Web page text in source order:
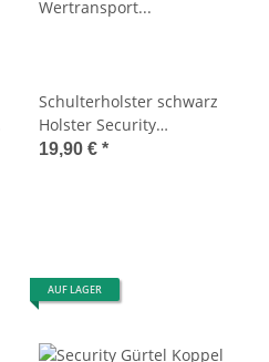
Schulterholster schwarz
Holster Security
Wertransport Geldtransport
19,90 € *
AUF LAGER